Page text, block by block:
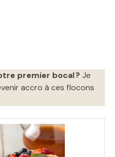
premier bocal ? Je
accro à ces flocons